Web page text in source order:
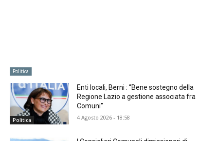
Politica
Politica
Enti locali, Berni : “Bene sostegno della
Regione Lazio a gestione associata fra
Comuni”
4 Agosto 2026 - 18:58